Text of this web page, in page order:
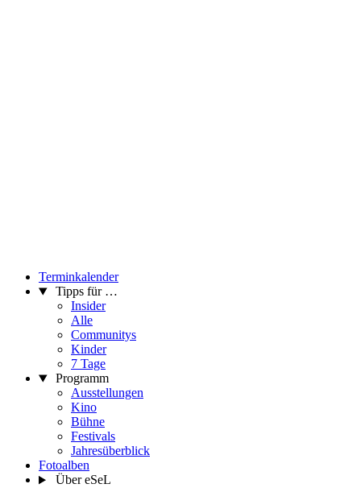
Terminkalender
Tipps für …
Insider
Alle
Communitys
Kinder
7 Tage
Programm
Ausstellungen
Kino
Bühne
Festivals
Jahresüberblick
Fotoalben
Über eSeL